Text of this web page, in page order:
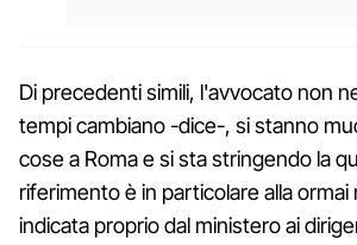
Di precedenti simili, l'avvocato non
tempi cambiano -dice-, si stanno
cose a Roma e si sta stringendo la
riferimento è in particolare alla ormai
indicata proprio dal ministero ai